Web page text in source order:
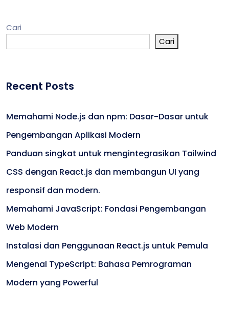
Cari
Cari
Recent Posts
Memahami Node.js dan npm: Dasar-Dasar untuk
Pengembangan Aplikasi Modern
Panduan singkat untuk mengintegrasikan Tailwind
CSS dengan React.js dan membangun UI yang
responsif dan modern.
Memahami JavaScript: Fondasi Pengembangan
Web Modern
Instalasi dan Penggunaan React.js untuk Pemula
Mengenal TypeScript: Bahasa Pemrograman
Modern yang Powerful